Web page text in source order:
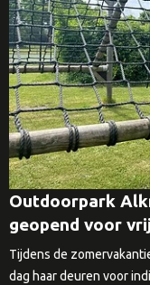
Outdoorpark
geopend voor
Tijdens de
dag haar deuren voor